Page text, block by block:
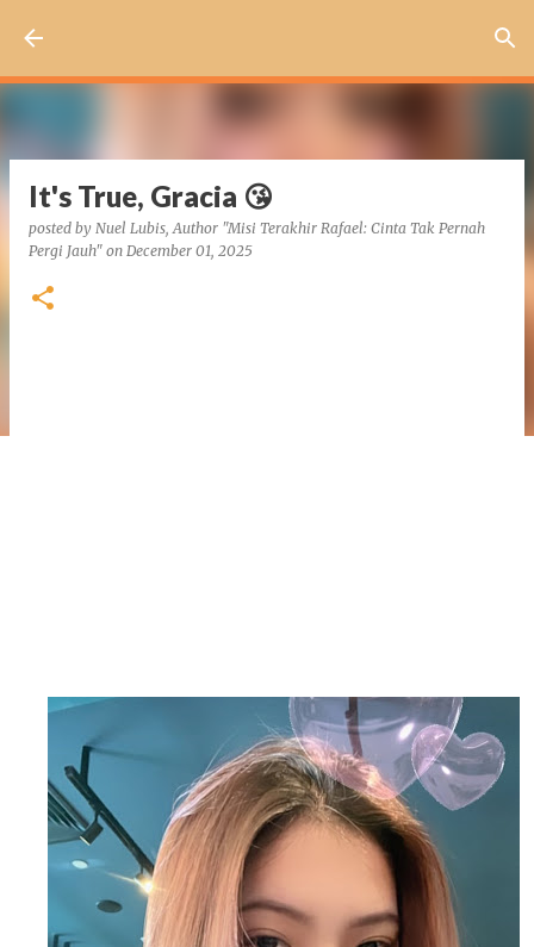
It's True, Gracia 😘
posted by Nuel Lubis, Author "Misi Terakhir Rafael: Cinta Tak Pernah
Pergi Jauh" on December 01, 2025